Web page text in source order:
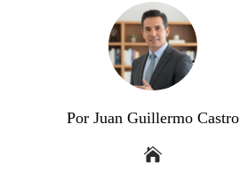
Por Juan Guillermo Castro